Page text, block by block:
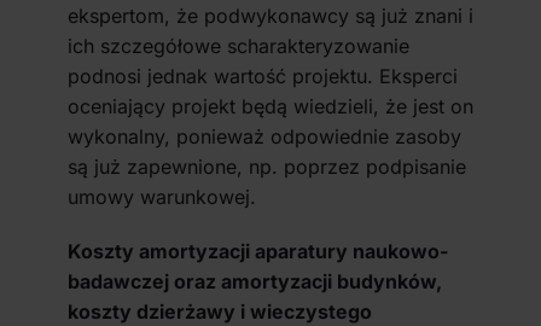
ekspertom, że podwykonawcy są już znani i
ich szczegółowe scharakteryzowanie
podnosi jednak wartość projektu. Eksperci
oceniający projekt będą wiedzieli, że jest on
wykonalny, ponieważ odpowiednie zasoby
są już zapewnione, np. poprzez podpisanie
umowy warunkowej.
Koszty amortyzacji aparatury naukowo-
badawczej oraz amortyzacji budynków,
koszty dzierżawy i wieczystego